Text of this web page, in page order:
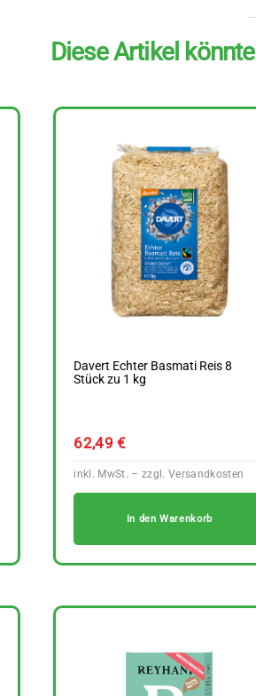
Diese Artikel
Davert Echter Basmati Reis 8
Stück zu 1 kg
62,49€
In den Warenkorb